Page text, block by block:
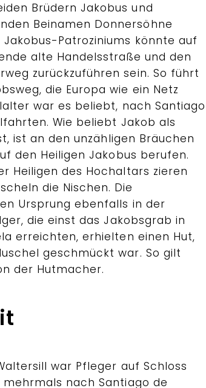
Brüdern Jakobus und
Beinamen Donnersöhne
Jakobus-Patroziniums könnte auf
alte Handelsstraße und den
zurückzuführen sein. So führt
die Europa wie ein Netz
war es beliebt, nach Santiago
Wie beliebt Jakob als
ist an den unzähligen Bräuchen
den Heiligen Jakobus berufen.
Heiligen des Hochaltars zieren
die Nischen. Die
Ursprung ebenfalls in der
die einst das Jakobsgrab in
erreichten, erhielten einen Hut,
geschmückt war. So gilt
der Hutmacher.
war Pfleger auf Schloss
nach Santiago de